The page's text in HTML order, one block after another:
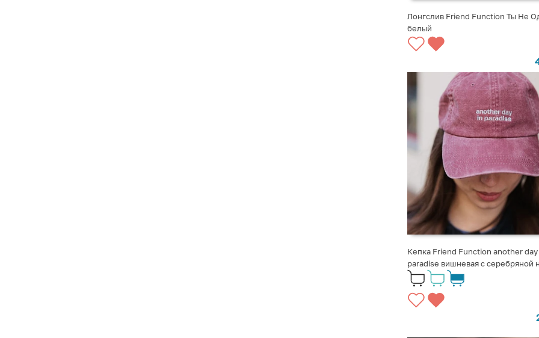
ВЫБРАТЬ ВАРИАНТЫ
Лонгслив Friend Function Ты Не
белый
Кепка Friend Function another day
paradise вишневая с серебряной